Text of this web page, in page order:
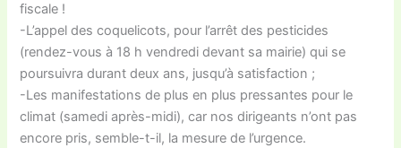
fiscale !
-L’appel des coquelicots, pour l’arrêt des pesticides
(rendez-vous à 18 h vendredi devant sa mairie) qui se
poursuivra durant deux ans, jusqu’à satisfaction ;
-Les manifestations de plus en plus pressantes pour le
climat (samedi après-midi), car nos dirigeants n’ont pas
encore pris, semble-t-il, la mesure de l’urgence.